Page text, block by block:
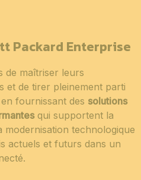
Packard Enterprise
de maîtriser leurs
et de tirer pleinement parti
fournissant des solutions
qui supportent la
technologique
actuels et futurs dans un